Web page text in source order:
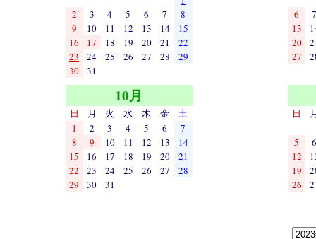
2
3 4 5 6 7
8
9
10 11 12 13 14
15
16
17 18 19 20 21
22
23
24 25 26 27 28
29
30
31
6
7
13
20
27
10月
日 月 火 水 木 金
土
1
2 3 4 5 6
7
8
9 10 11 12 13
14
15
16 17 18 19 20
21
22
23 24 25 26 27
28
29
30 31
日
5
6
12
19
26